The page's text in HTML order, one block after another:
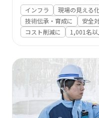
インフラ 現場の見える
技術伝承・育成に
安全
コスト削減に
1,001名以